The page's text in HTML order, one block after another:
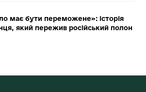
має бути переможене»: історія
який пережив російський полон